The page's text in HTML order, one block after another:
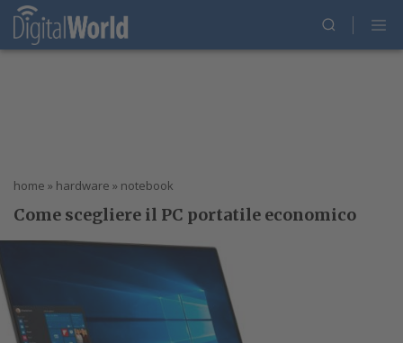
home » hardware » notebook
Come scegliere il PC portatile economico